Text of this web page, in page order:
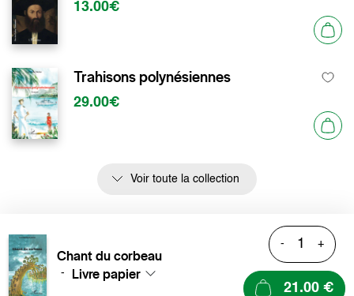
13.00€
Trahisons polynésiennes
29.00€
Voir toute la collection
Chant du corbeau
- Livre papier
- +
21.00 €